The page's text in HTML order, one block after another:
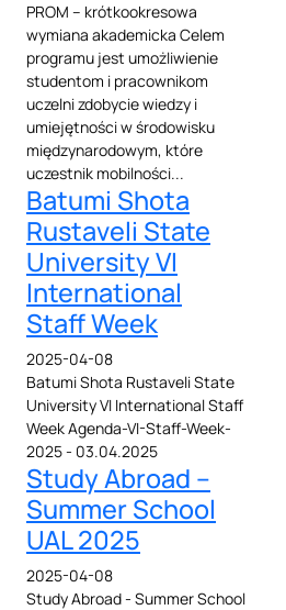
PROM – krótkookresowa
wymiana akademicka Celem
programu jest umożliwienie
studentom i pracownikom
uczelni zdobycie wiedzy i
umiejętności w środowisku
międzynarodowym, które
uczestnik mobilności...
Batumi Shota
Rustaveli State
University VI
International
Staff Week
2025-04-08
Batumi Shota Rustaveli State
University VI International Staff
Week Agenda-VI-Staff-Week-
2025 - 03.04.2025
Study Abroad –
Summer School
UAL 2025
2025-04-08
Study Abroad - Summer School